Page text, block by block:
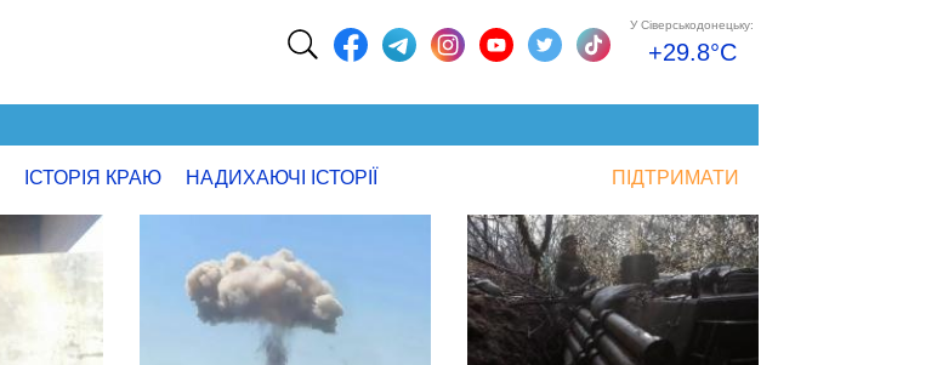
У Сіверськодонецьку:
+29.8°C
ІСТОРІЯ КРАЮ НАДИХАЮЧІ ІСТОРІЇ ПІДТРИМАТИ